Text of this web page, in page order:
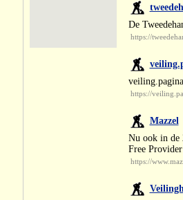
De
https://
https://
Mazzel
Nu ook in de
Free
https://